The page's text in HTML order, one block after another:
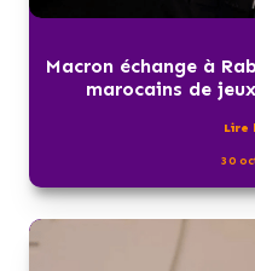
Macron échange à
marocains de
Lire
30